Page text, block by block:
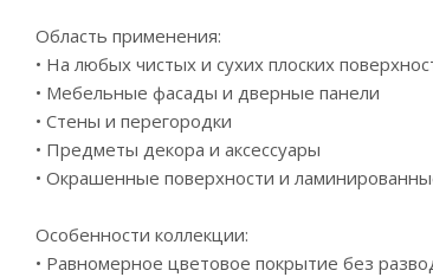
Область применения:
• На любых чистых и сухих плоских
• Мебельные фасады и дверные панели
• Стены и перегородки
• Предметы декора и аксессуары
• Окрашенные поверхности и
Особенности коллекции:
• Равномерное цветовое покрытие без